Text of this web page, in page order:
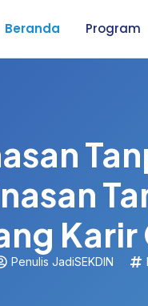
Beranda Program
Penulis JadiSEKDIN